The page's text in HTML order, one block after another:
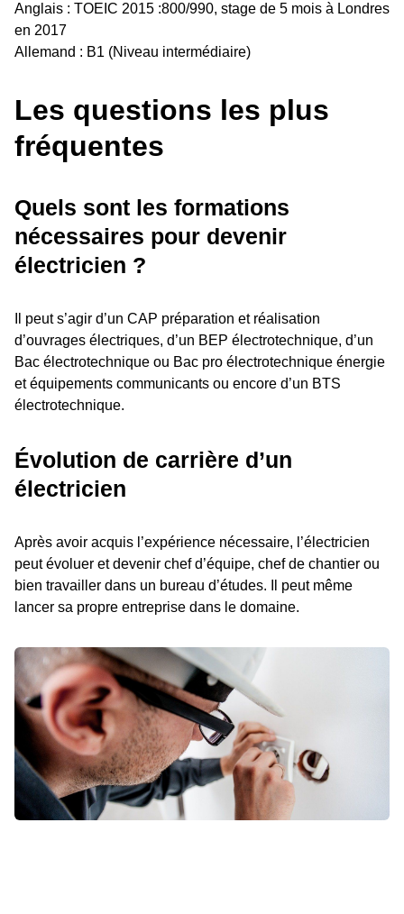
Anglais : TOEIC 2015 :800/990, stage de 5 mois à Londres
en 2017
Allemand : B1 (Niveau intermédiaire)
Les questions les plus
fréquentes
Quels sont les formations
nécessaires pour devenir
électricien ?
Il peut s’agir d’un CAP préparation et réalisation
d’ouvrages électriques, d’un BEP électrotechnique, d’un
Bac électrotechnique ou Bac pro électrotechnique énergie
et équipements communicants ou encore d’un BTS
électrotechnique.
Évolution de carrière d’un
électricien
Après avoir acquis l’expérience nécessaire, l’électricien
peut évoluer et devenir chef d’équipe, chef de chantier ou
bien travailler dans un bureau d’études. Il peut même
lancer sa propre entreprise dans le domaine.